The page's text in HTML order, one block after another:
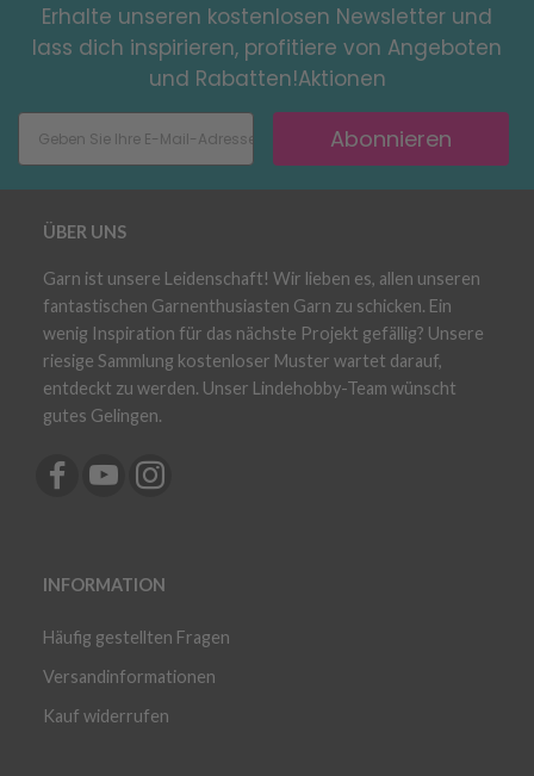
Erhalte unseren kostenlosen Newsletter und
lass dich inspirieren, profitiere von Angeboten
und Rabatten!Aktionen
Abonnieren
ÜBER UNS
Garn ist unsere Leidenschaft! Wir lieben es, allen unseren
fantastischen Garnenthusiasten Garn zu schicken. Ein
wenig Inspiration für das nächste Projekt gefällig? Unsere
riesige Sammlung kostenloser Muster wartet darauf,
entdeckt zu werden. Unser Lindehobby-Team wünscht
gutes Gelingen.
INFORMATION
Häufig gestellten Fragen
Versandinformationen
Kauf widerrufen